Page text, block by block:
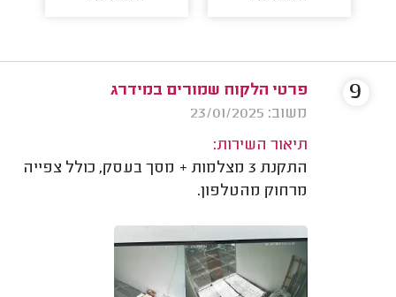
פרטי הלקוח שמורים במידרג
משוב: 23/01/2025
תיאור השירות:
התקנת 3 מצלמות + מסך בעסק, כולל צפייה
מרחוק מהטלפון.
9